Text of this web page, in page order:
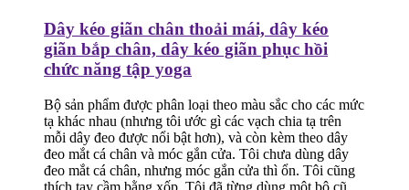
Dây kéo giãn chân thoải mái, dây kéo
giãn bắp chân, dây kéo giãn phục hồi
chức năng tập yoga
Bộ sản phẩm được phân loại theo màu sắc cho các mức
tạ khác nhau (nhưng tôi ước gì các vạch chia tạ trên
mỗi dây đeo được nổi bật hơn), và còn kèm theo dây
đeo mắt cá chân và móc gắn cửa. Tôi chưa dùng dây
đeo mắt cá chân, nhưng móc gắn cửa thì ổn. Tôi cũng
thích tay cầm bằng xốp. Tôi đã từng dùng một bộ cũ